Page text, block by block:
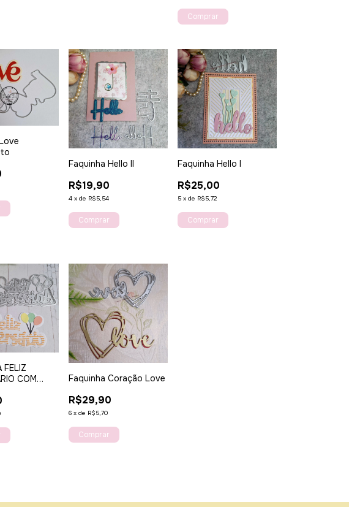
Faquinha Hello II
R$19,90
4 xde R$5,54
Faquinha Hello I
R$25,00
5 xde R$5,72
FELIZ
COM
Faquinha Coração Love
R$29,90
6 xde R$5,70